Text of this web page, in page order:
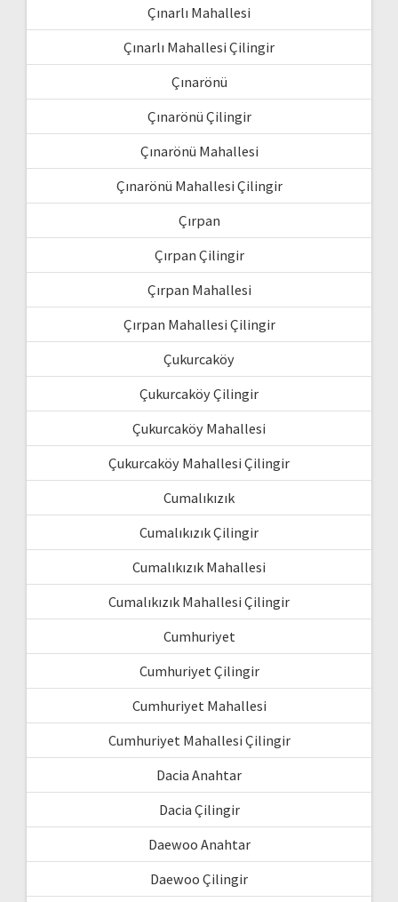
Çınarlı Mahallesi
Çınarlı Mahallesi Çilingir
Çınarönü
Çınarönü Çilingir
Çınarönü Mahallesi
Çınarönü Mahallesi Çilingir
Çırpan
Çırpan Çilingir
Çırpan Mahallesi
Çırpan Mahallesi Çilingir
Çukurcaköy
Çukurcaköy Çilingir
Çukurcaköy Mahallesi
Çukurcaköy Mahallesi Çilingir
Cumalıkızık
Cumalıkızık Çilingir
Cumalıkızık Mahallesi
Cumalıkızık Mahallesi Çilingir
Cumhuriyet
Cumhuriyet Çilingir
Cumhuriyet Mahallesi
Cumhuriyet Mahallesi Çilingir
Dacia Anahtar
Dacia Çilingir
Daewoo Anahtar
Daewoo Çilingir